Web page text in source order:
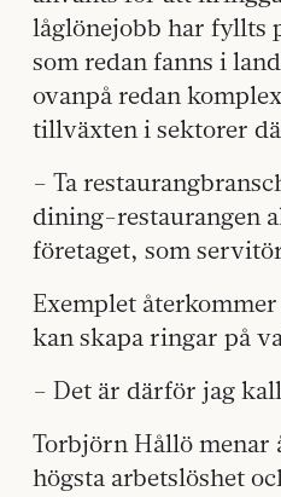
låglönejobb har fyllts
som redan fanns i
ovanpå redan
tillväxten i sektorer
– Ta
dining-restaurangen
företaget, som
Exemplet
kan skapa ringar på
– Det är därför jag
Torbjörn Hållö menar
högsta arbetslöshet